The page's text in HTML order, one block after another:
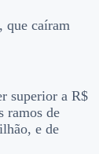
que caíram
superior a R$
ramos de
e de